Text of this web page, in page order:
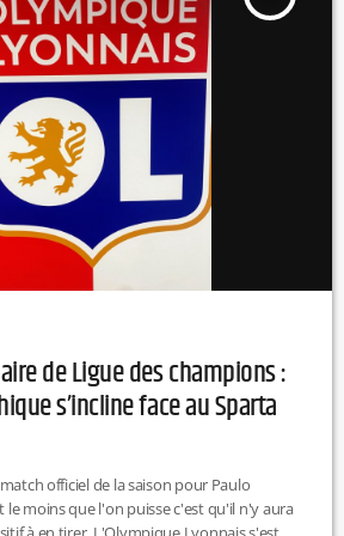
de Ligue des champions :
s’incline face au Sparta
officiel de la saison pour Paulo
le moins que l'on puisse c'est qu'il n'y aura